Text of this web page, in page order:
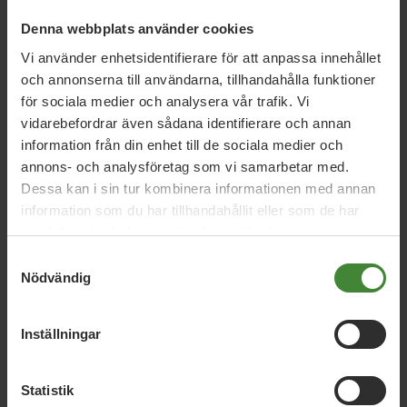
Denna webbplats använder cookies
Vi använder enhetsidentifierare för att anpassa innehållet
och annonserna till användarna, tillhandahålla funktioner
för sociala medier och analysera vår trafik. Vi
vidarebefordrar även sådana identifierare och annan
information från din enhet till de sociala medier och
annons- och analysföretag som vi samarbetar med.
Dessa kan i sin tur kombinera informationen med annan
information som du har tillhandahållit eller som de har
samlat in när du har använt deras tjänster.
Nödvändig
Inställningar
Statistik
En rättvis klimatomställning
Miljöpartiet i Uppsala län vill genomföra en rättvis
klimatomställning i hela länet med hållbara
transporter, förnybar energi och stärkt naturvård.
Hållbart resande i hela länet
kollektivtrafik, fler cykelvägar och utbyggd spårtrafik.